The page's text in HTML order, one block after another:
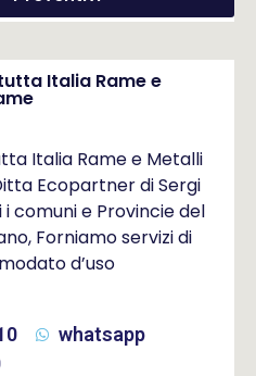
Italia Rame e
Italia Rame e Metalli
Ecopartner di Sergi
comuni e Provincie del
Forniamo servizi di
d’uso
whatsapp